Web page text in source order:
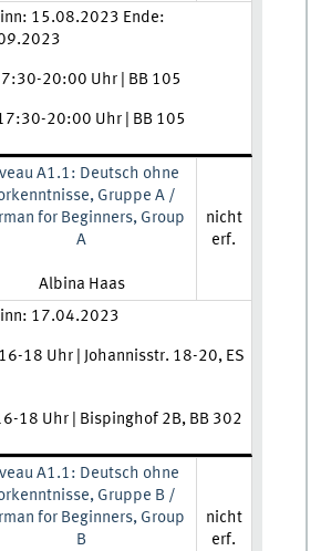
und Ort:15.08.2023 Ende:
20:00 Uhr | BB 105
20:00 Uhr | BB 105
A1.1: Deutsch ohne
Gruppe A /
for Beginners, Group
A
Lehrkraft:
Albina Haas
nicht
erf.
und Ort:17.04.2023
18 Uhr | Johannisstr. 18-20, ES
18 Uhr | Bispinghof 2B, BB 302
A1.1: Deutsch ohne
Gruppe B /
for Beginners, Group
B
nicht
erf.